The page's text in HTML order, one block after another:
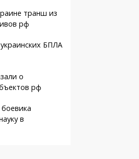
транш из
рф
БПЛА
о
рф
в